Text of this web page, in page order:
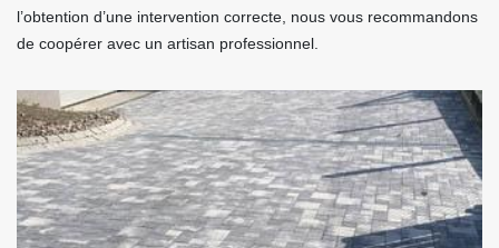
l’obtention d’une intervention correcte, nous vous recommandons
de coopérer avec un artisan professionnel.